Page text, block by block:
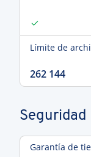
Límite de
262 144
Seguridad
Garantía de